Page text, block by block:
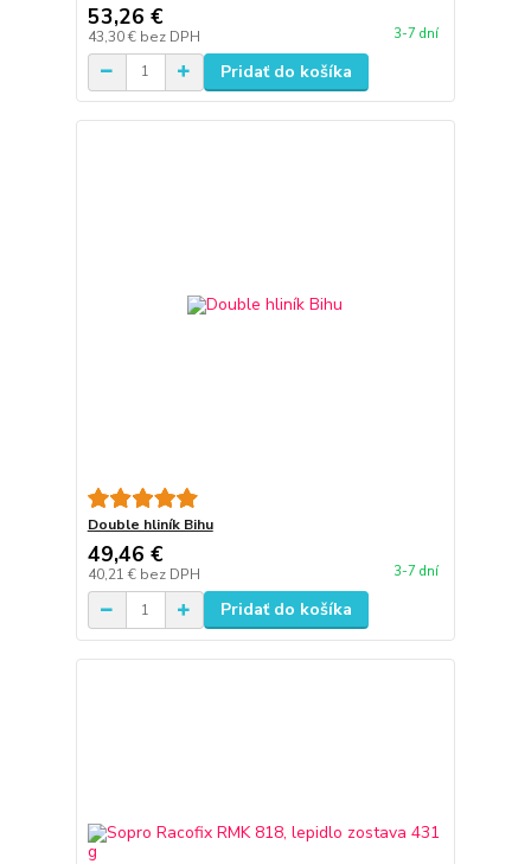
53,26 €
43,30 € bez DPH 3-7 dní
Pridať do košíka
Double hliník Bihu
49,46 €
40,21 € bez DPH 3-7 dní
Pridať do košíka